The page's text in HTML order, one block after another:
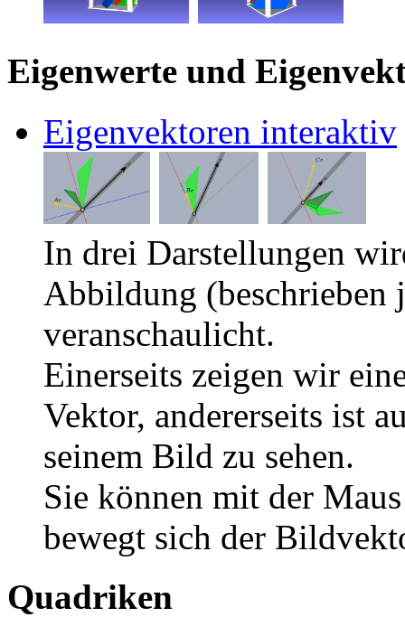
Eigenwerte und
Eigenvektoren interaktiv
In drei Darstellungen
Abbildung
veranschaulicht.
Einerseits zeigen wir
Vektor, andererseits ist
seinem Bild zu sehen.
Sie können mit der
bewegt sich der
Quadriken